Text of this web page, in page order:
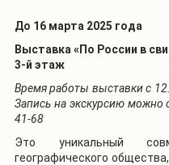
До 16 марта 2025 года
Выставка «По России в
3-й этаж
Время работы выставки с
Запись на экскурсию можно
41-68
Это уникальный
географического